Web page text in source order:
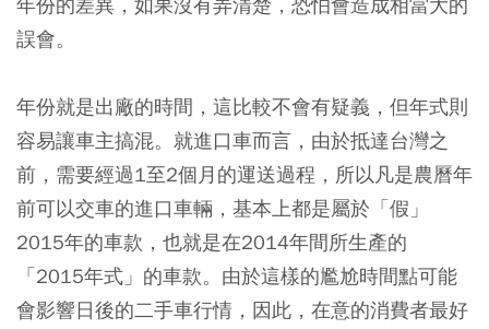
誤會。
年份就是出廠的時間，這比較不會有疑義，但年式則
容易讓車主搞混。就進口車而言，由於抵達台灣之
前，需要經過1至2個月的運送過程，所以凡是農曆年
前可以交車的進口車輛，基本上都是屬於「假」
2015年的車款，也就是在2014年間所生產的
「2015年式」的車款。由於這樣的尷尬時間點可能
會影響日後的二手車行情，因此，在意的消費者最好